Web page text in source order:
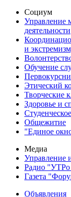
Социум
Управление
деятельности
и
Обучение
Этический
Творческие
Здоровье и
Общежитие
"Единое
Медиа
Управление
Радио
Газета
Объявления